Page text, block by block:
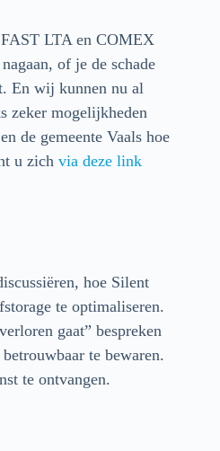
LTA en COMEX
of je de schade
En wij kunnen nu al
zeker mogelijkheden
de gemeente Vaals hoe
u zich via deze link
hoe Silent
te optimaliseren.
gaat” bespreken
te bewaren.
te ontvangen.